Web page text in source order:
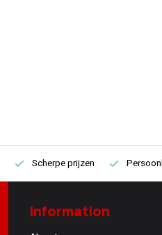
Scherpe prijzen
Information